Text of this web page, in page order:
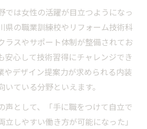
では女性の活躍が目立つようになっ
県の職業訓練校やリフォーム技術科
ラスやサポート体制が整備されてお
安心して技術習得にチャレンジでき
やデザイン提案力が求められる内装
ている分野といえます。
声として、「手に職をつけて自立で
立しやすい働き方が可能になった」